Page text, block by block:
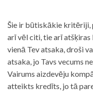
Šie ir būtiskākie kritēriji,
arī vēl citi, tie arī
vienā Tev atsaka, droši
atsaka, jo Tavs vecums
Vairums aizdevēju
atteikts kredīts, jo tā